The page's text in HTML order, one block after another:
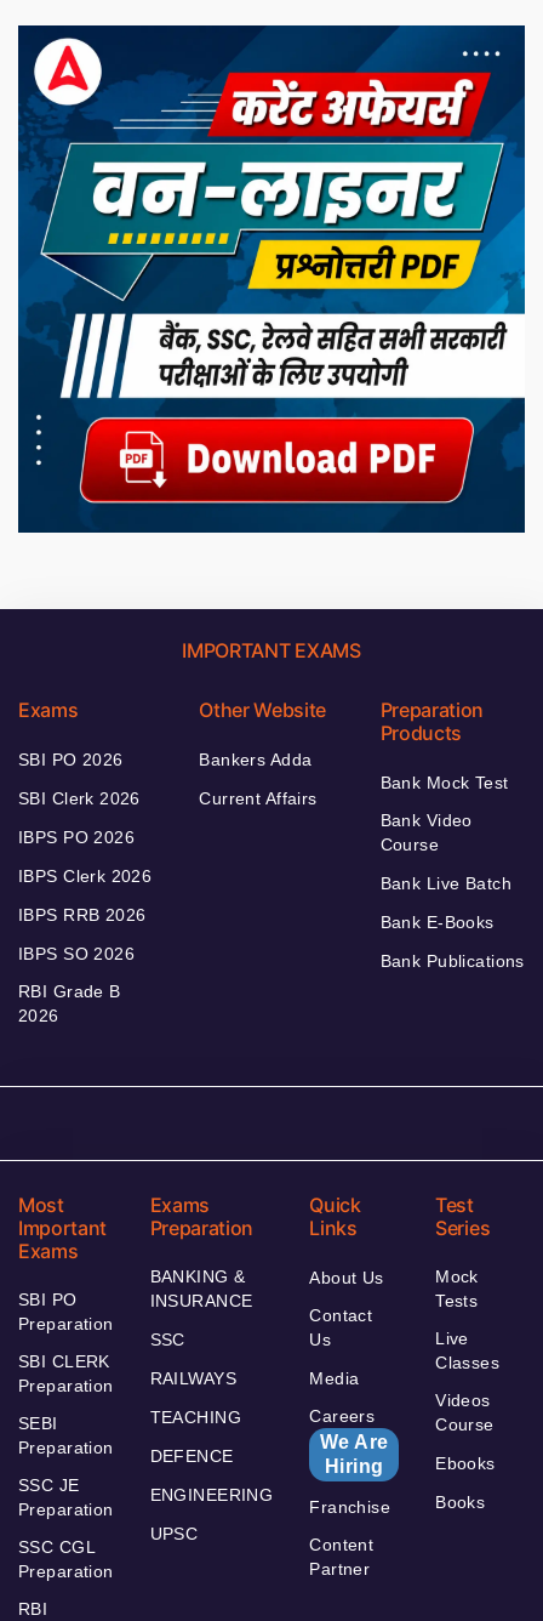
IMPORTANT EXAMS
Exams
SBI PO 2026
SBI Clerk 2026
IBPS PO 2026
IBPS Clerk 2026
IBPS RRB 2026
IBPS SO 2026
RBI Grade B
2026
Other Website
Bankers Adda
Current Affairs
Preparation
Products
Bank Mock Test
Bank Video
Course
Bank Live Batch
Bank E-Books
Bank Publications
Most
Important
Exams
SBI PO
Preparation
SBI CLERK
Preparation
SEBI
Preparation
SSC JE
Preparation
SSC CGL
Preparation
RBI
Exams
Preparation
BANKING &
INSURANCE
SSC
RAILWAYS
TEACHING
DEFENCE
ENGINEERING
UPSC
Quick
Links
About Us
Contact
Us
Media
Careers
We Are
Hiring
Franchise
Content
Partner
Test
Series
Mock
Tests
Live
Classes
Videos
Course
Ebooks
Books